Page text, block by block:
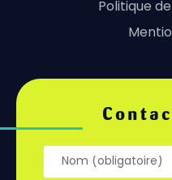
Politique